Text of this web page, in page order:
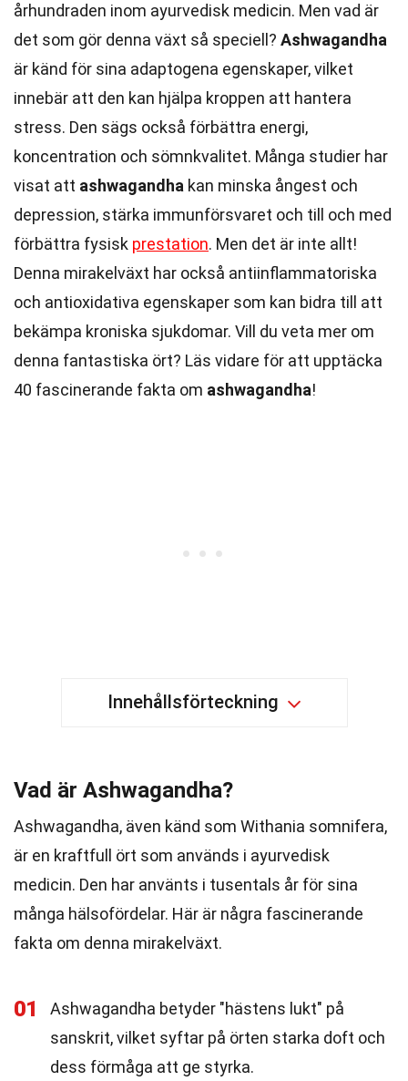
århundraden inom ayurvedisk medicin. Men vad är
det som gör denna växt så speciell? Ashwagandha
är känd för sina adaptogena egenskaper, vilket
innebär att den kan hjälpa kroppen att hantera
stress. Den sägs också förbättra energi,
koncentration och sömnkvalitet. Många studier har
visat att ashwagandha kan minska ångest och
depression, stärka immunförsvaret och till och med
förbättra fysisk prestation. Men det är inte allt!
Denna mirakelväxt har också antiinflammatoriska
och antioxidativa egenskaper som kan bidra till att
bekämpa kroniska sjukdomar. Vill du veta mer om
denna fantastiska ört? Läs vidare för att upptäcka
40 fascinerande fakta om ashwagandha!
Innehållsförteckning
Vad är Ashwagandha?
Ashwagandha, även känd som Withania somnifera,
är en kraftfull ört som används i ayurvedisk
medicin. Den har använts i tusentals år för sina
många hälsofördelar. Här är några fascinerande
fakta om denna mirakelväxt.
01
Ashwagandha betyder "hästens lukt" på
sanskrit, vilket syftar på örten starka doft och
dess förmåga att ge styrka.